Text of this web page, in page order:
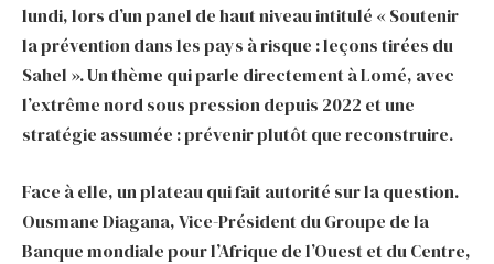
lundi, lors d’un panel de haut niveau intitulé « Soutenir
la prévention dans les pays à risque : leçons tirées du
Sahel ». Un thème qui parle directement à Lomé, avec
l’extrême nord sous pression depuis 2022 et une
stratégie assumée : prévenir plutôt que reconstruire.
Face à elle, un plateau qui fait autorité sur la question.
Ousmane Diagana, Vice-Président du Groupe de la
Banque mondiale pour l’Afrique de l’Ouest et du Centre,